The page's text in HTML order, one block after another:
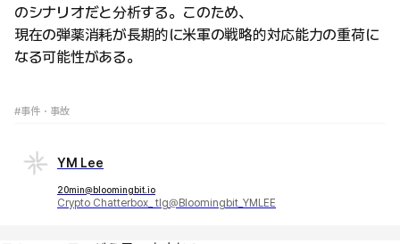
のシナリオだと分析する。このため、
現在の弾薬消耗が長期的に米軍の戦略的対応能力の重荷に
なる可能性がある。
#事件・事故
YM Lee
20min@bloomingbit.io
Crypto Chatterbox_ tlg@Bloomingbit_YMLEE